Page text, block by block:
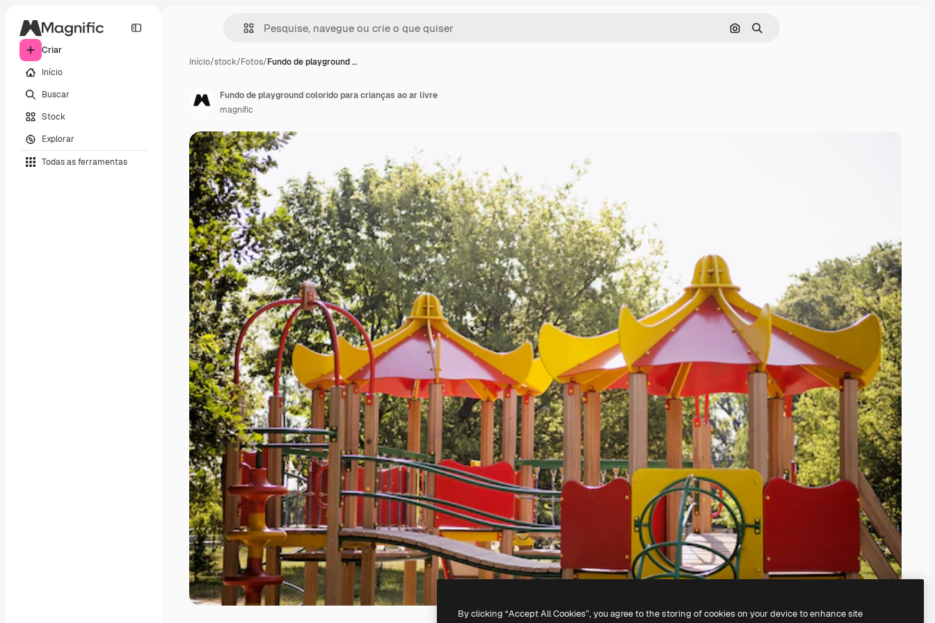
Criar
Início
Buscar
Stock
Explorar
Todas as ferramentas
Pesquisar por imagem
Buscar
Início/stock/Fotos/Fundo de playground …
Fundo de playground colorido para crianças ao ar livre
magnific
By clicking “Accept All Cookies”, you agree to the storing of cookies on your device to enhance site